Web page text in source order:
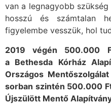
van a legnagyobb
hosszú és számtalan
figyelembe vesszük, hol
2019 végén 500.000
a Bethesda Kórház
Országos
sorban szintén 500.000
Újszülött Mentő